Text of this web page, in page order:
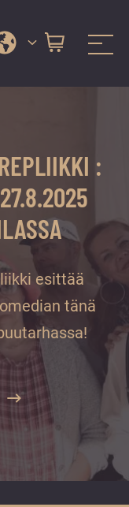
:
esittää
tänä